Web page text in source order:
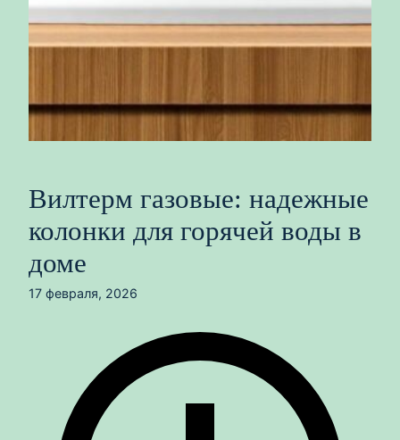
Вилтерм газовые: надежные
колонки для горячей воды в
доме
17 февраля, 2026